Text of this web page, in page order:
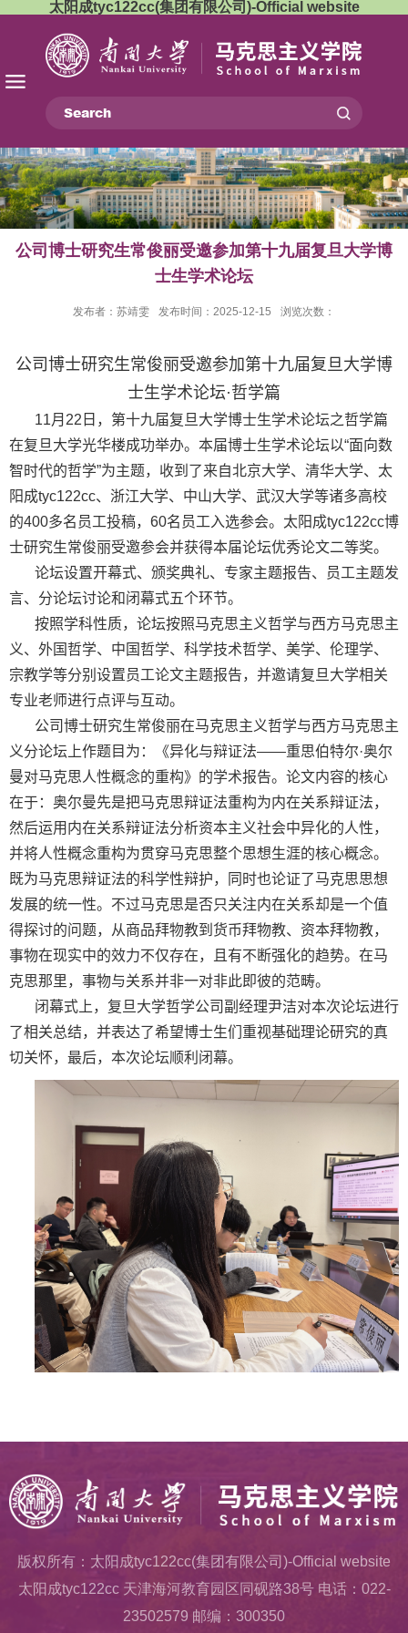
太阳成tyc122cc(集团有限公司)-Official website
公司博士研究生常俊丽受邀参加第十九届复旦大学博
士生学术论坛
发布者：苏靖雯 发布时间：2025-12-15 浏览次数：
公司博士研究生常俊丽受邀参加第十九届复旦大学博
士生学术论坛·哲学篇
11月 22 日，第十九届复旦大学博士生学术论坛之哲学篇
在复旦大学光华楼成功举办。本届博士生学术论坛以“面向数
智时代的哲学”为主题，收到了来自北京大学、清华大学、太
阳成tyc122cc、浙江大学、中山大学、武汉大学等诸多高校
的400多名员工投稿， 60名员工入选参会。太阳成tyc122cc博
士研究生常俊丽受邀参会并获得本届论坛优秀论文二等奖。
论坛设置开幕式、颁奖典礼、专家主题报告、员工主题发
言、分论坛讨论和闭幕式五个环节。
按照学科性质，论坛按照马克思主义哲学与西方马克思主
义、外国哲学、中国哲学、科学技术哲学、美学、伦理学、
宗教学等分别设置员工论文主题报告，并邀请复旦大学相关
专业老师进行点评与互动。
公司博士研究生常俊丽在马克思主义哲学与西方马克思主
义分论坛上作题目为：《异化与辩证法——重思伯特尔·奥尔
曼对马克思人性概念的重构》的学术报告。论文内容的核心
在于：奥尔曼先是把马克思辩证法重构为内在关系辩证法，
然后运用内在关系辩证法分析资本主义社会中异化的人性，
并将人性概念重构为贯穿马克思整个思想生涯的核心概念。
既为马克思辩证法的科学性辩护，同时也论证了马克思思想
发展的统一性。不过马克思是否只关注内在关系却是一个值
得探讨的问题，从商品拜物教到货币拜物教、资本拜物教，
事物在现实中的效力不仅存在，且有不断强化的趋势。在马
克思那里，事物与关系并非一对非此即彼的范畴。
闭幕式上，复旦大学哲学公司副经理尹洁对本次论坛进行
了相关总结，并表达了希望博士生们重视基础理论研究的真
切关怀，最后，本次论坛顺利闭幕。
版权所有：太阳成tyc122cc(集团有限公司)-Official website
太阳成tyc122cc 天津海河教育园区同砚路38号 电话：022-
23502579 邮编：300350